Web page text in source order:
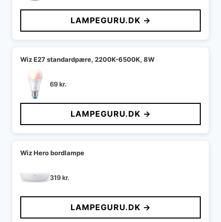
LAMPEGURU.DK →
Wiz E27 standardpære, 2200K-6500K, 8W
69kr.
LAMPEGURU.DK →
Wiz Hero bordlampe
319kr.
LAMPEGURU.DK →